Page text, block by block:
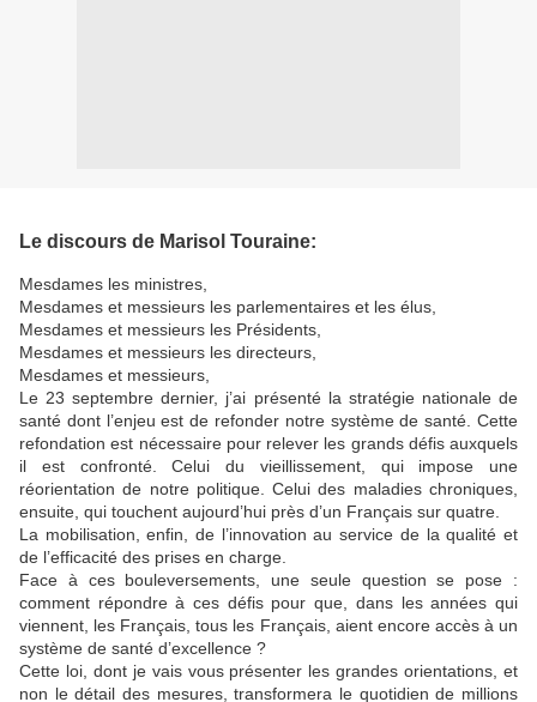
Le discours de Marisol Touraine:
Mesdames les ministres,
Mesdames et messieurs les parlementaires et les élus,
Mesdames et messieurs les Présidents,
Mesdames et messieurs les directeurs,
Mesdames et messieurs,
Le 23 septembre dernier, j’ai présenté la stratégie nationale de
santé dont l’enjeu est de refonder notre système de santé. Cette
refondation est nécessaire pour relever les grands défis auxquels
il est confronté. Celui du vieillissement, qui impose une
réorientation de notre politique. Celui des maladies chroniques,
ensuite, qui touchent aujourd’hui près d’un Français sur quatre.
La mobilisation, enfin, de l’innovation au service de la qualité et
de l’efficacité des prises en charge.
Face à ces bouleversements, une seule question se pose :
comment répondre à ces défis pour que, dans les années qui
viennent, les Français, tous les Français, aient encore accès à un
système de santé d’excellence ?
Cette loi, dont je vais vous présenter les grandes orientations, et
non le détail des mesures, transformera le quotidien de millions